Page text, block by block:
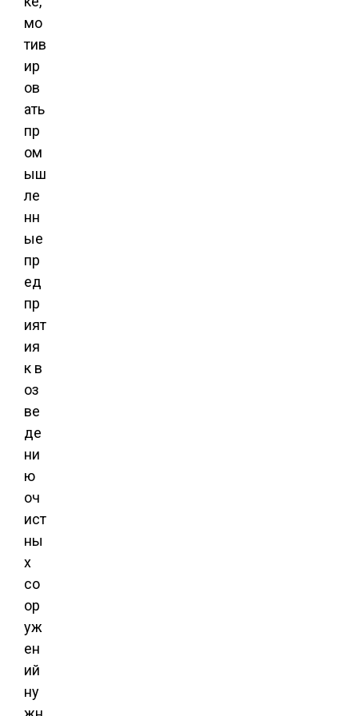
мо
тив
ир
ов
ать
пр
ом
ыш
ле
нн
ые
пр
ед
пр
ият
ия
к в
оз
ве
де
ни
ю
оч
ист
ны
х
со
ор
уж
ен
ий
ну